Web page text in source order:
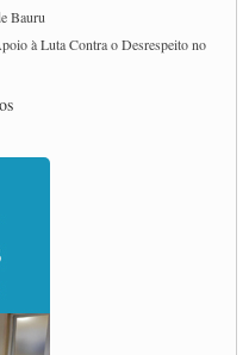
Bauru
à Luta Contra o Desrespeito no
com governo Lula sobre pautas
diálogo com Lula
de debate sobre saúde nas
rodoviário de cargas na
e Caminhoneiros Autonomos
A CLASSE TRABALHADORA